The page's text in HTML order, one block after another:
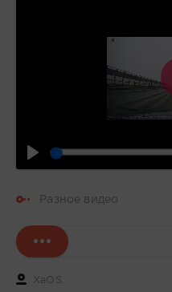
Разное видео
XaOS